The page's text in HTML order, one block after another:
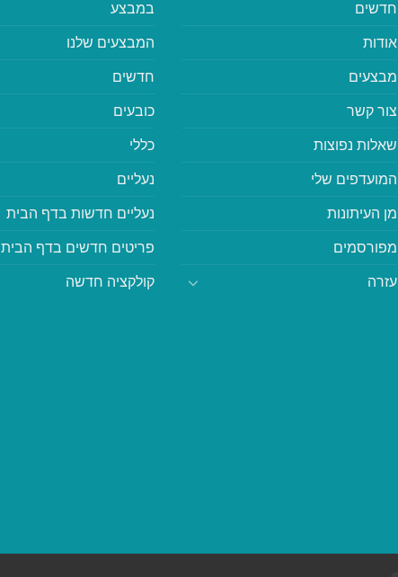
חדשים
אודות
מבצעים
צור קשר
שאלות נפוצות
המועדפים שלי
מן העיתונות
מפורסמים
עזרה
במבצע
המבצעים שלנו
חדשים
כובעים
כללי
נעליים
נעליים חדשות בדף הבית
פריטים חדשים בדף הבית
קולקציה חדשה